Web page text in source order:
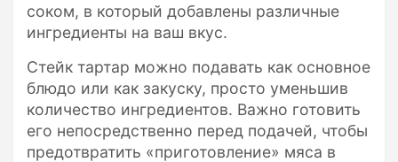
соком, в который добавлены различные
ингредиенты на ваш вкус.
Стейк тартар можно подавать как основное
блюдо или как закуску, просто уменьшив
количество ингредиентов. Важно готовить
его непосредственно перед подачей, чтобы
предотвратить «приготовление» мяса в